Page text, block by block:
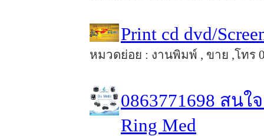
Print cd dvd/
หมวดย่อย : งานพิมพ์ , ขาย ,โทร
0863771698 สนใ
Ring Med